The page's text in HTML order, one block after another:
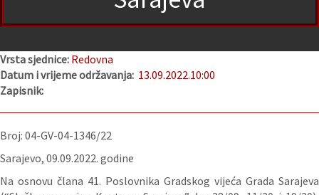
Vrsta sjednice: Redovna
Datum i vrijeme održavanja: 13.09.2022.10:00
Zapisnik:
Broj: 04-GV-04-1346/22
Sarajevo, 09.09.2022. godine
Na osnovu člana 41. Poslovnika Gradskog vijeća Grada Sarajeva